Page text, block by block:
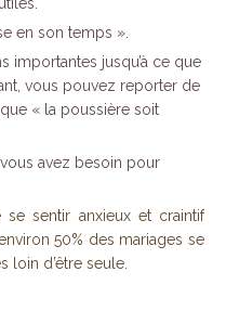
en son temps ».
importantes jusqu’à ce que
vous pouvez reporter de
« la poussière soit
avez besoin pour
sentir anxieux et craintif
50% des mariages se
loin d’être seule.